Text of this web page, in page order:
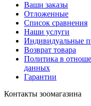
Ваши заказы
Отложенные
Список сравнения
Наши услуги
Индивидуальные
Возврат товара
Политика в
данных
Гарантии
Контакты зоомагазина